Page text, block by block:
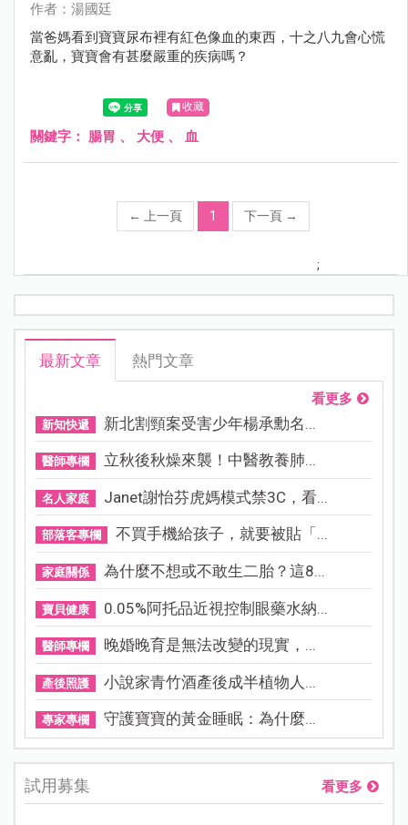
作者：湯國廷
當爸媽看到寶寶尿布裡有紅色像血的東西，十之八九會心慌
意亂，寶寶會有甚麼嚴重的疾病嗎？
收藏
關鍵字： 腸胃 、 大便 、 血
← 上一頁 1 下一頁 →
;
最新文章 熱門文章
看更多
新知快遞 新北割頸案受害少年楊承勳名...
醫師專欄 立秋後秋燥來襲！中醫教養肺...
名人家庭 Janet謝怡芬虎媽模式禁3C，看...
部落客專欄 不買手機給孩子，就要被貼「...
家庭關係 為什麼不想或不敢生二胎？這8...
寶貝健康 0.05%阿托品近視控制眼藥水納...
醫師專欄 晚婚晚育是無法改變的現實，...
產後照護 小說家青竹酒產後成半植物人...
專家專欄 守護寶寶的黃金睡眠：為什麼...
試用募集 看更多